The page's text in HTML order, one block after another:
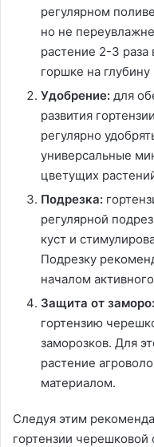
регулярном
но не
растение 2-3
горшке на
Удобрение: для
развития
регулярно
универсальные
цветущих
Подрезка:
регулярной
куст и
Подрезку
началом
Защита от
гортензию
заморозков. Для
растение
материалом.
Следуя этим
гортензии черешковой